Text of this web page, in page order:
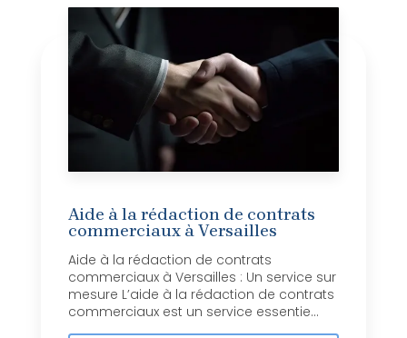
Aide à la rédaction de contrats
commerciaux à Versailles
Aide à la rédaction de contrats
commerciaux à Versailles : Un service sur
mesure L’aide à la rédaction de contrats
commerciaux est un service essentie...